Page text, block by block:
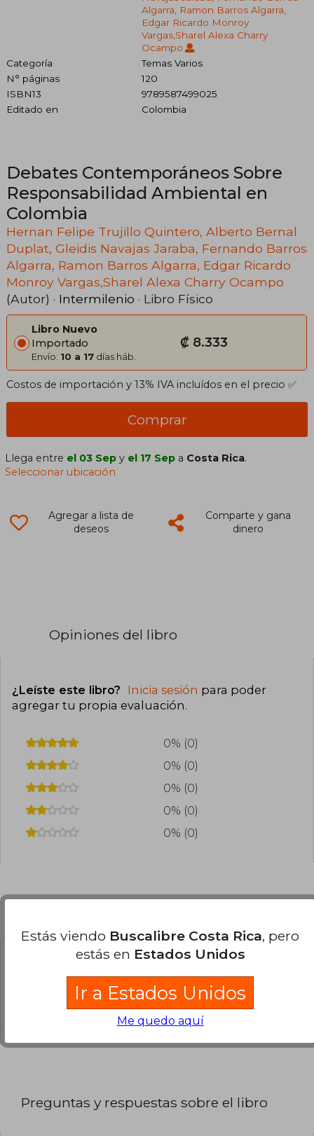
Algarra, Ramon Barros Algarra,
Edgar Ricardo Monroy
Vargas,Sharel Alexa Charry
Ocampo
Categoría
Temas Varios
N° páginas
120
ISBN13
9789587499025
Editado en
Colombia
Debates Contemporáneos Sobre
Responsabilidad Ambiental en
Colombia
Hernan Felipe Trujillo Quintero, Alberto Bernal
Duplat, Gleidis Navajas Jaraba, Fernando Barros
Algarra, Ramon Barros Algarra, Edgar Ricardo
Monroy Vargas,Sharel Alexa Charry Ocampo
(Autor) · Intermilenio · Libro Físico
Libro Nuevo
Importado
Envío: 10 a 17 días háb.
₡ 8.333
Costos de importación y 13% IVA incluídos en el precio ✅
Comprar
Llega entre el 03 Sep y el 17 Sep a Costa Rica.
Seleccionar ubicación
Agregar a lista de
deseos
Comparte y gana
dinero
Opiniones del libro
¿Leíste este libro? Inicia sesión para poder
agregar tu propia evaluación.
0% (0)
0% (0)
0% (0)
0% (0)
0% (0)
Todos los libros de nuestro
catálogo son Originales.
Preguntas y respuestas sobre el libro
Estás viendo Buscalibre Costa Rica, pero
estás en Estados Unidos
Ir a Estados Unidos
Me quedo aquí